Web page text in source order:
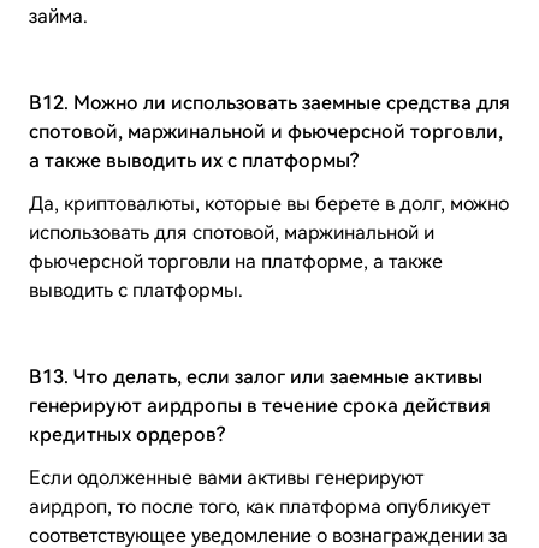
займа.
B12. Можно ли использовать заемные средства для
спотовой, маржинальной и фьючерсной торговли,
а также выводить их с платформы?
Да, криптовалюты, которые вы берете в долг, можно
использовать для спотовой, маржинальной и
фьючерсной торговли на платформе, а также
выводить с платформы.
В13. Что делать, если залог или заемные активы
генерируют аирдропы в течение срока действия
кредитных ордеров?
Если одолженные вами активы генерируют
аирдроп, то после того, как платформа опубликует
соответствующее уведомление о вознаграждении за